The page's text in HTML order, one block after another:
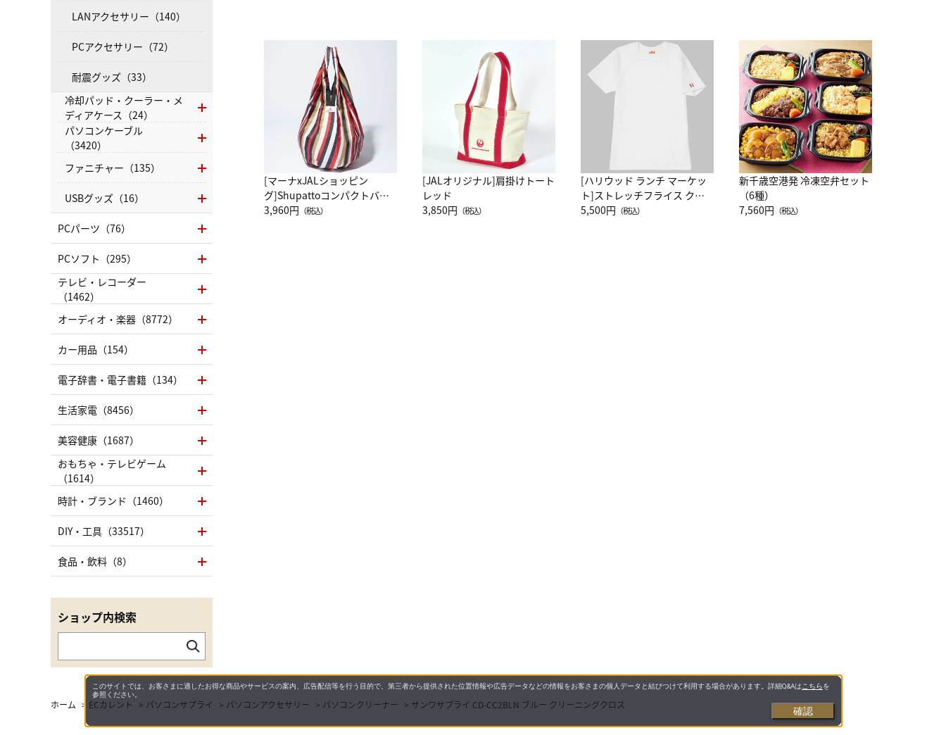
[マーナxJALショッピン
グ]Shupattoコンパクトバッ
グ Drop JAL客室乗務員
3,960円 （税込）
[JALオリジナル]肩掛けトート
レッド
3,850円 （税込）
[ハリウッド ランチ マーケッ
ト]ストレッチフライス クル
ーネック別注半袖Ｔシャツ
5,500円 （税込）
新千歳空港発 冷凍空弁セット
（6種）
7,560円 （税込）
LANアクセサリー（140）
PCアクセサリー（72）
耐震グッズ（33）
冷却パッド・クーラー・メ
ディアケース（24）
パソコンケーブル
（3420）
ファニチャー（135）
USBグッズ（16）
PCパーツ（76）
PCソフト（295）
テレビ・レコーダー
（1462）
オーディオ・楽器（8772）
カー用品（154）
電子辞書・電子書籍（134）
生活家電（8456）
美容健康（1687）
おもちゃ・テレビゲーム
（1614）
時計・ブランド（1460）
DIY・工具（33517）
食品・飲料（8）
ショップ内検索
ホーム > ECカレント > パソコンサプライ > パソコンアクセサリー > パソコンクリーナー > サンワサプライ CD-CC2BLN ブルー クリーニングクロス
このサイトでは、お客さまに適したお得な商品やサービスの案内、広告配信等を行う目的で、第三者から提供された位置情報や広告データなどの情報をお客さまの個人データと結びつけて利用する場合があります。詳細Q&Aは こちらを
参照ください。
確認